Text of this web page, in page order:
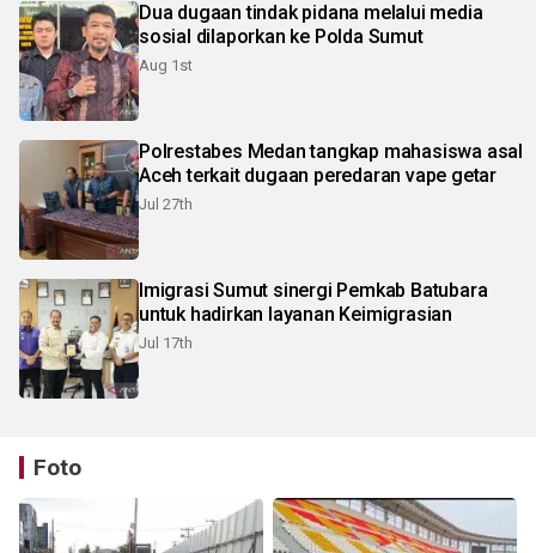
Dua dugaan tindak pidana melalui media
sosial dilaporkan ke Polda Sumut
Aug 1st
Polrestabes Medan tangkap mahasiswa asal
Aceh terkait dugaan peredaran vape getar
Jul 27th
Imigrasi Sumut sinergi Pemkab Batubara
untuk hadirkan layanan Keimigrasian
Jul 17th
Foto